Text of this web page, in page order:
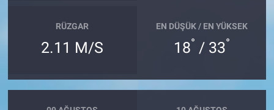
RÜZGAR
2.11 M/S
EN DÜŞÜK / EN YÜKSEK
18° / 33°